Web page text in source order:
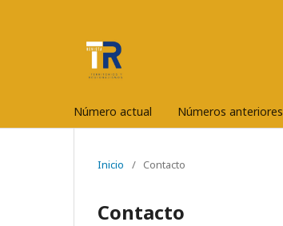
Número actual Números anteriores
Inicio / Contacto
Contacto